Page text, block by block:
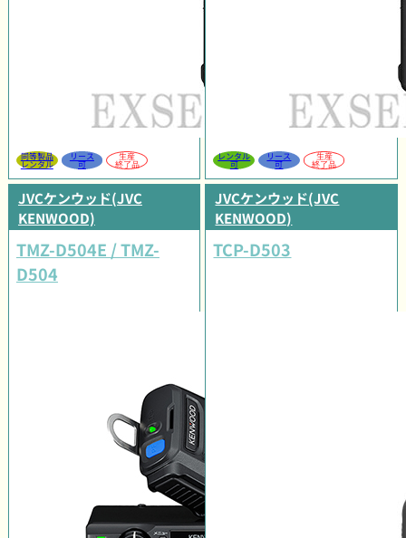
同等製品
レンタル
リース
可
生産
終了品
レンタル
可
リース
可
生産
終了品
JVCケンウッド(JVC
KENWOOD)
TMZ-D504E / TMZ-
D504
JVCケンウッド(JVC
KENWOOD)
TCP-D503